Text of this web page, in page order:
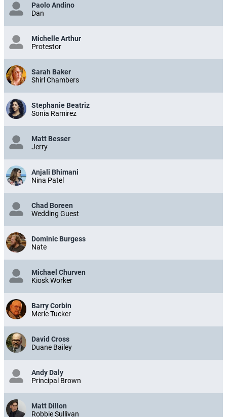
Paolo Andino
Dan
Michelle Arthur
Protestor
Sarah Baker
Shirl Chambers
Stephanie Beatriz
Sonia Ramirez
Matt Besser
Jerry
Anjali Bhimani
Nina Patel
Chad Boreen
Wedding Guest
Dominic Burgess
Nate
Michael Churven
Kiosk Worker
Barry Corbin
Merle Tucker
David Cross
Duane Bailey
Andy Daly
Principal Brown
Matt Dillon
Robbie Sullivan